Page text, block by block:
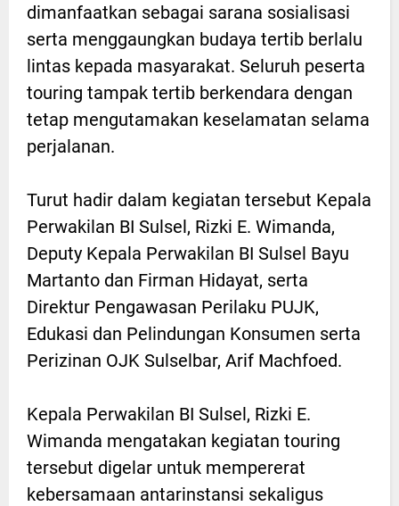
dimanfaatkan sebagai sarana sosialisasi
serta menggaungkan budaya tertib berlalu
lintas kepada masyarakat. Seluruh peserta
touring tampak tertib berkendara dengan
tetap mengutamakan keselamatan selama
perjalanan.
Turut hadir dalam kegiatan tersebut Kepala
Perwakilan BI Sulsel, Rizki E. Wimanda,
Deputy Kepala Perwakilan BI Sulsel Bayu
Martanto dan Firman Hidayat, serta
Direktur Pengawasan Perilaku PUJK,
Edukasi dan Pelindungan Konsumen serta
Perizinan OJK Sulselbar, Arif Machfoed.
Kepala Perwakilan BI Sulsel, Rizki E.
Wimanda mengatakan kegiatan touring
tersebut digelar untuk mempererat
kebersamaan antarinstansi sekaligus